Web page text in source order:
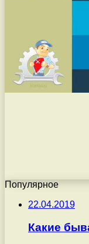
Популярное
22.04.2019
Какие